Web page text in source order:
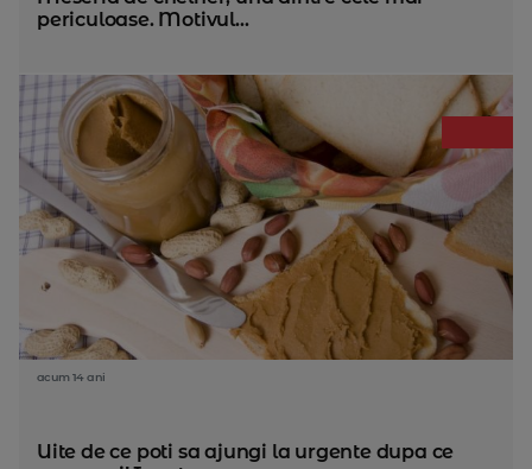
periculoase. Motivul...
acum 14 ani
Uite de ce poti sa ajungi la urgente dupa ce